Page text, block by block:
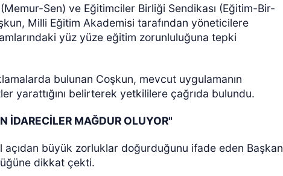
Sen) ve Eğitimciler Birliği Sendikası (Eğitim-Bir-
Milli Eğitim Akademisi tarafından yöneticilere
yüz yüze eğitim zorunluluğuna tepki
bulunan Coşkun, mevcut uygulamanın
yarattığını belirterek yetkililere çağrıda bulundu.
İDARECİLER MAĞDUR OLUYOR"
büyük zorluklar doğurduğunu ifade eden Başkan
dikkat çekti.